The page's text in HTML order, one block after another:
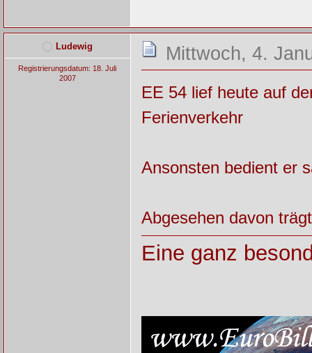
Ludewig
Registrierungsdatum: 18. Juli
2007
Mittwoch, 4.
EE 54 lief heute auf
Ferienverkehr
Ansonsten bedient er
Abgesehen davon
Eine ganz